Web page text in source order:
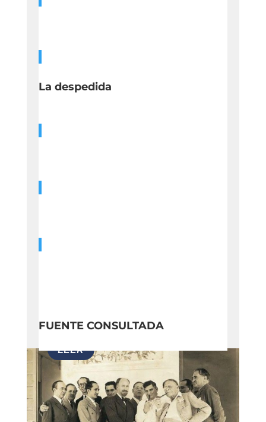
La despedida
FUENTE CONSULTADA